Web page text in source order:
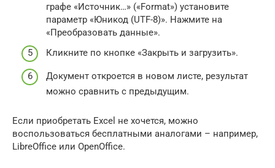
графе «Источник…» («Format») установите
параметр «Юникод (UTF-8)». Нажмите на
«Преобразовать данные».
Кликните по кнопке «Закрыть и загрузить».
Документ откроется в новом листе, результат
можно сравнить с предыдущим.
Если приобретать Excel не хочется, можно
воспользоваться бесплатными аналогами – например,
LibreOffice или OpenOffice.